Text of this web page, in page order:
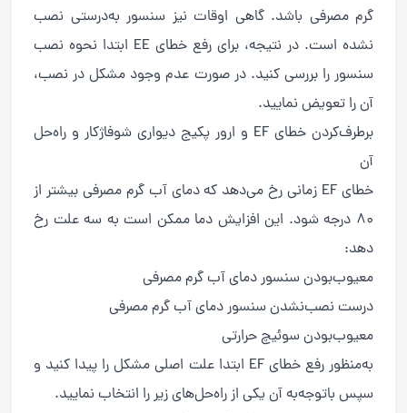
گرم مصرفی باشد. گاهی اوقات نیز سنسور به‌درستی نصب
نشده است. در نتیجه، برای رفع خطای EE ابتدا نحوه نصب
سنسور را بررسی کنید. در صورت عدم وجود مشکل در نصب،
آن را تعویض نمایید.
برطرف‌کردن خطای EF و ارور پکیج دیواری شوفاژکار و راه‌حل
آن
خطای EF زمانی رخ می‌دهد که دمای آب گرم مصرفی بیشتر از
80 درجه شود. این افزایش دما ممکن است به سه علت رخ
دهد:
معیوب‌بودن سنسور دمای آب گرم مصرفی
درست نصب‌نشدن سنسور دمای آب گرم مصرفی
معیوب‌بودن سوئیچ حرارتی
به‌منظور رفع خطای EF ابتدا علت اصلی مشکل را پیدا کنید و
سپس باتوجه‌به آن یکی از راه‌حل‌های زیر را انتخاب نمایید.